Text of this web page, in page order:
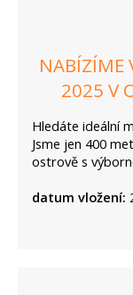
NABÍZÍME
2025 V
Hledáte ideální
Jsme jen 400
ostrově s
datum vložení: